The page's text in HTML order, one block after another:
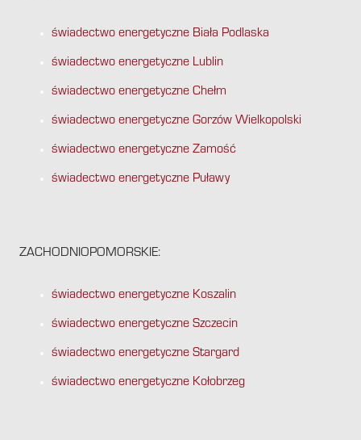
świadectwo energetyczne Biała Podlaska
świadectwo energetyczne Lublin
świadectwo energetyczne Chełm
świadectwo energetyczne Gorzów Wielkopolski
świadectwo energetyczne Zamość
świadectwo energetyczne Puławy
ZACHODNIOPOMORSKIE:
świadectwo energetyczne Koszalin
świadectwo energetyczne Szczecin
świadectwo energetyczne Stargard
świadectwo energetyczne Kołobrzeg